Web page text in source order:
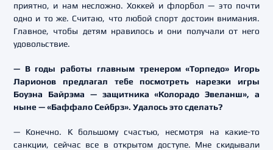
приятно, и нам несложно. Хоккей и флорбол — это почти
одно и то же. Считаю, что любой спорт достоин внимания.
Главное, чтобы детям нравилось и они получали от него
удовольствие.
— В годы работы главным тренером «Торпедо» Игорь
Ларионов предлагал тебе посмотреть нарезки игры
Боуэна Байрэма — защитника «Колорадо Эвеланш», а
ныне — «Баффало Сейбрз». Удалось это сделать?
— Конечно. К большому счастью, несмотря на какие-то
санкции, сейчас все в открытом доступе. Мне скидывали